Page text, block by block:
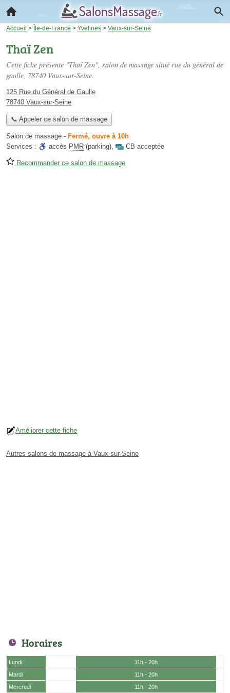
Accueil > Île-de-France > Yvelines > Vaux-sur-Seine
Thaï Zen
Cette fiche présente "Thaï Zen", salon de massage situé rue du général de
gaulle, 78740 Vaux-sur-Seine.
125 Rue du Général de Gaulle
78740 Vaux-sur-Seine
📞 Appeler ce salon de massage
Salon de massage - Fermé, ouvre à 10h
Services :
accès PMR (parking), CB acceptée
Recommander ce salon de massage
Améliorer cette fiche
Autres salons de massage à Vaux-sur-Seine
Horaires
Lundi
11h - 20h
Mardi
11h - 20h
Mercredi
11h - 20h